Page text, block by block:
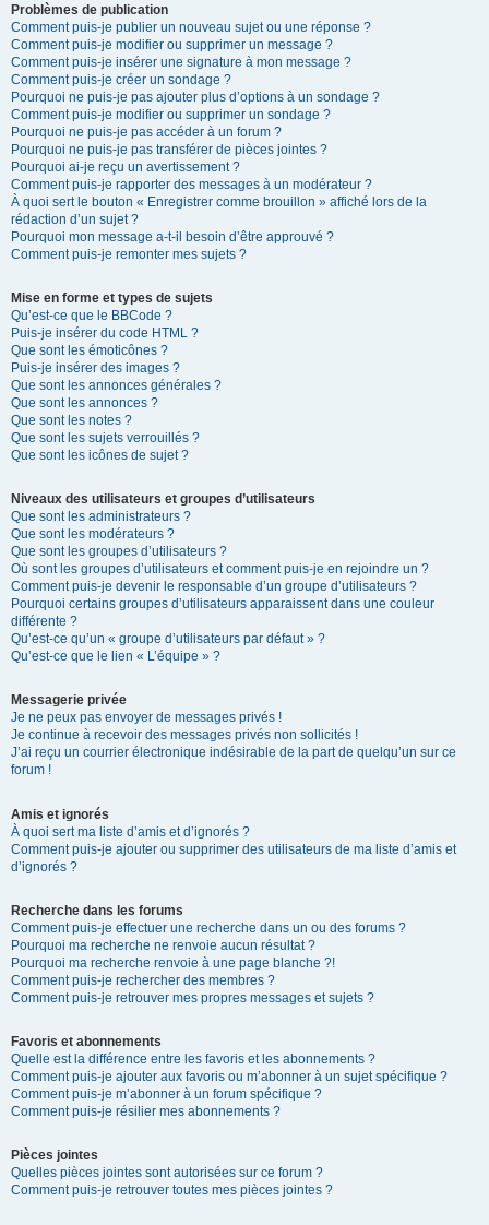
Problèmes de publication
Comment puis-je publier un nouveau sujet ou une réponse ?
Comment puis-je modifier ou supprimer un message ?
Comment puis-je insérer une signature à mon message ?
Comment puis-je créer un sondage ?
Pourquoi ne puis-je pas ajouter plus d’options à un sondage ?
Comment puis-je modifier ou supprimer un sondage ?
Pourquoi ne puis-je pas accéder à un forum ?
Pourquoi ne puis-je pas transférer de pièces jointes ?
Pourquoi ai-je reçu un avertissement ?
Comment puis-je rapporter des messages à un modérateur ?
À quoi sert le bouton « Enregistrer comme brouillon » affiché lors de la
rédaction d’un sujet ?
Pourquoi mon message a-t-il besoin d’être approuvé ?
Comment puis-je remonter mes sujets ?
Mise en forme et types de sujets
Qu’est-ce que le BBCode ?
Puis-je insérer du code HTML ?
Que sont les émoticônes ?
Puis-je insérer des images ?
Que sont les annonces générales ?
Que sont les annonces ?
Que sont les notes ?
Que sont les sujets verrouillés ?
Que sont les icônes de sujet ?
Niveaux des utilisateurs et groupes d’utilisateurs
Que sont les administrateurs ?
Que sont les modérateurs ?
Que sont les groupes d’utilisateurs ?
Où sont les groupes d’utilisateurs et comment puis-je en rejoindre un ?
Comment puis-je devenir le responsable d’un groupe d’utilisateurs ?
Pourquoi certains groupes d’utilisateurs apparaissent dans une couleur
différente ?
Qu’est-ce qu’un « groupe d’utilisateurs par défaut » ?
Qu’est-ce que le lien « L’équipe » ?
Messagerie privée
Je ne peux pas envoyer de messages privés !
Je continue à recevoir des messages privés non sollicités !
J’ai reçu un courrier électronique indésirable de la part de quelqu’un sur ce
forum !
Amis et ignorés
À quoi sert ma liste d’amis et d’ignorés ?
Comment puis-je ajouter ou supprimer des utilisateurs de ma liste d’amis et
d’ignorés ?
Recherche dans les forums
Comment puis-je effectuer une recherche dans un ou des forums ?
Pourquoi ma recherche ne renvoie aucun résultat ?
Pourquoi ma recherche renvoie à une page blanche ?!
Comment puis-je rechercher des membres ?
Comment puis-je retrouver mes propres messages et sujets ?
Favoris et abonnements
Quelle est la différence entre les favoris et les abonnements ?
Comment puis-je ajouter aux favoris ou m’abonner à un sujet spécifique ?
Comment puis-je m’abonner à un forum spécifique ?
Comment puis-je résilier mes abonnements ?
Pièces jointes
Quelles pièces jointes sont autorisées sur ce forum ?
Comment puis-je retrouver toutes mes pièces jointes ?